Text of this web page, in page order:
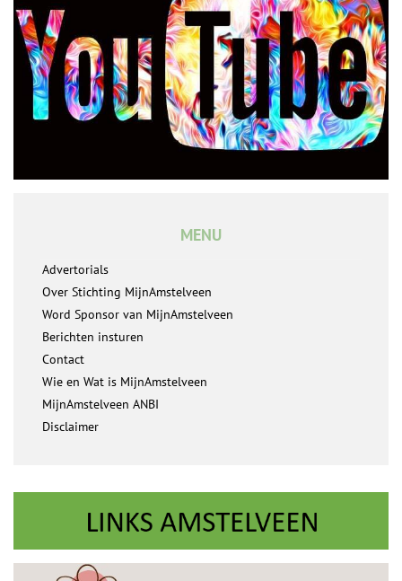
MENU
Advertorials
Over Stichting MijnAmstelveen
Word Sponsor van MijnAmstelveen
Berichten insturen
Contact
Wie en Wat is MijnAmstelveen
MijnAmstelveen ANBI
Disclaimer